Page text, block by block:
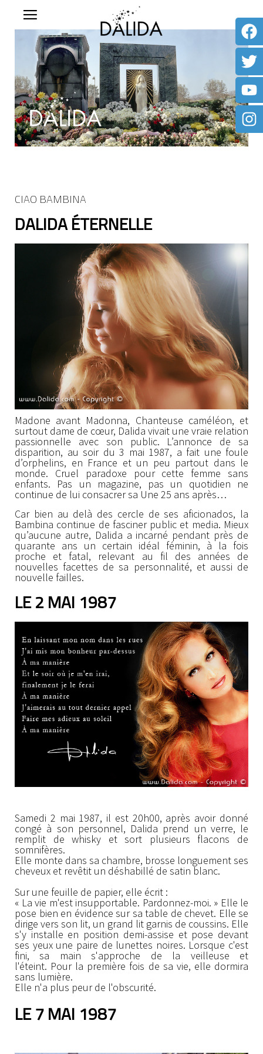
CIAO BAMBINA
DALIDA ÉTERNELLE
Madone avant Madonna, Chanteuse caméléon, et
surtout dame de cœur, Dalida vivait une vraie relation
passionnelle avec son public. L’annonce de sa
disparition, au soir du 3 mai 1987, a fait une foule
d’orphelins, en France et un peu partout dans le
monde. Cruel paradoxe pour cette femme sans
enfants. Pas un magazine, pas un quotidien ne
continue de lui consacrer sa Une 25 ans après…
Car bien au delà des cercle de ses aficionados, la
Bambina continue de fasciner public et media. Mieux
qu’aucune autre, Dalida a incarné pendant près de
quarante ans un certain idéal féminin, à la fois
proche et fatal, relevant au fil des années de
nouvelles facettes de sa personnalité, et aussi de
nouvelle failles.
LE 2 MAI 1987
Samedi 2 mai 1987, il est 20h00, après avoir donné
congé à son personnel, Dalida prend un verre, le
remplit de whisky et sort plusieurs flacons de
somnifères.
Elle monte dans sa chambre, brosse longuement ses
cheveux et revêtit un déshabillé de satin blanc.
Sur une feuille de papier, elle écrit :
« La vie m'est insupportable. Pardonnez-moi. » Elle le
pose bien en évidence sur sa table de chevet. Elle se
dirige vers son lit, un grand lit garnis de coussins. Elle
s'y installe en position demi-assise et pose devant
ses yeux une paire de lunettes noires. Lorsque c'est
fini, sa main s'approche de la veilleuse et
l'éteint. Pour la première fois de sa vie, elle dormira
sans lumière.
Elle n'a plus peur de l'obscurité.
LE 7 MAI 1987